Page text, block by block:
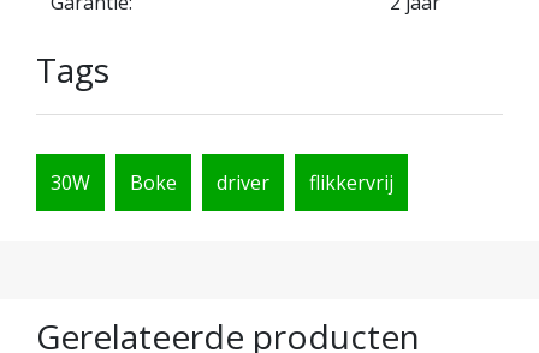
Tags
30W Boke driver flikkervrij
Gerelateerde producten